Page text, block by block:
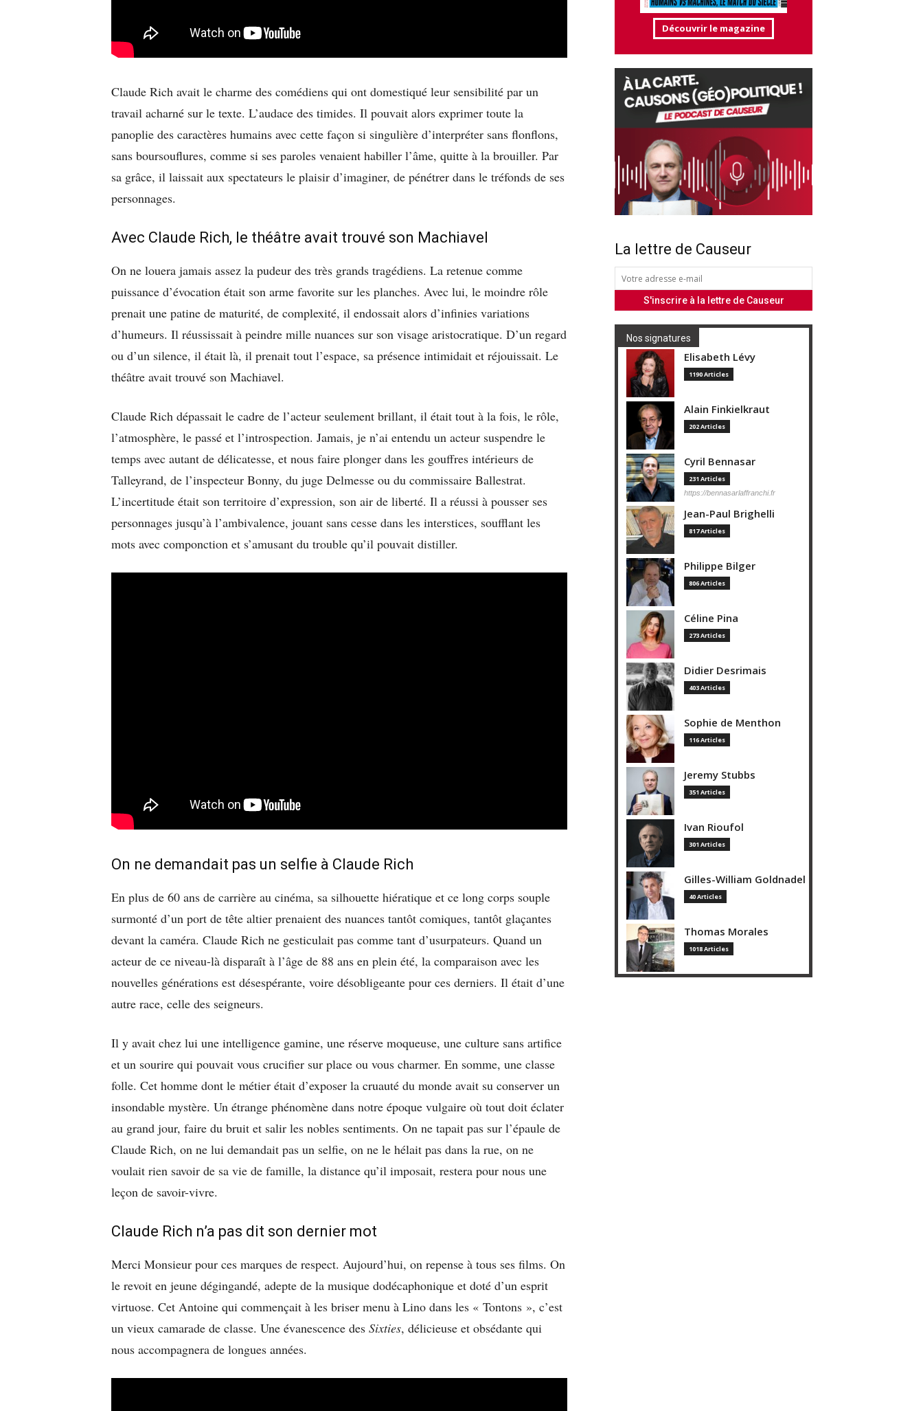
Claude Rich avait le charme des comédiens qui ont domestiqué leur sensibilité par un
travail acharné sur le texte. L’audace des timides. Il pouvait alors exprimer toute la
panoplie des caractères humains avec cette façon si singulière d’interpréter sans flonflons,
sans boursouflures, comme si ses paroles venaient habiller l’âme, quitte à la brouiller. Par
sa grâce, il laissait aux spectateurs le plaisir d’imaginer, de pénétrer dans le tréfonds de ses
personnages.
Avec Claude Rich, le théâtre avait trouvé son Machiavel
On ne louera jamais assez la pudeur des très grands tragédiens. La retenue comme
puissance d’évocation était son arme favorite sur les planches. Avec lui, le moindre rôle
prenait une patine de maturité, de complexité, il endossait alors d’infinies variations
d’humeurs. Il réussissait à peindre mille nuances sur son visage aristocratique. D’un regard
ou d’un silence, il était là, il prenait tout l’espace, sa présence intimidait et réjouissait. Le
théâtre avait trouvé son Machiavel.
Claude Rich dépassait le cadre de l’acteur seulement brillant, il était tout à la fois, le rôle,
l’atmosphère, le passé et l’introspection. Jamais, je n’ai entendu un acteur suspendre le
temps avec autant de délicatesse, et nous faire plonger dans les gouffres intérieurs de
Talleyrand, de l’inspecteur Bonny, du juge Delmesse ou du commissaire Ballestrat.
L’incertitude était son territoire d’expression, son air de liberté. Il a réussi à pousser ses
personnages jusqu’à l’ambivalence, jouant sans cesse dans les interstices, soufflant les
mots avec componction et s’amusant du trouble qu’il pouvait distiller.
On ne demandait pas un selfie à Claude Rich
En plus de 60 ans de carrière au cinéma, sa silhouette hiératique et ce long corps souple
surmonté d’un port de tête altier prenaient des nuances tantôt comiques, tantôt glaçantes
devant la caméra. Claude Rich ne gesticulait pas comme tant d’usurpateurs. Quand un
acteur de ce niveau-là disparaît à l’âge de 88 ans en plein été, la comparaison avec les
nouvelles générations est désespérante, voire désobligeante pour ces derniers. Il était d’une
autre race, celle des seigneurs.
Il y avait chez lui une intelligence gamine, une réserve moqueuse, une culture sans artifice
et un sourire qui pouvait vous crucifier sur place ou vous charmer. En somme, une classe
folle. Cet homme dont le métier était d’exposer la cruauté du monde avait su conserver un
insondable mystère. Un étrange phénomène dans notre époque vulgaire où tout doit éclater
au grand jour, faire du bruit et salir les nobles sentiments. On ne tapait pas sur l’épaule de
Claude Rich, on ne lui demandait pas un selfie, on ne le hélait pas dans la rue, on ne
voulait rien savoir de sa vie de famille, la distance qu’il imposait, restera pour nous une
leçon de savoir-vivre.
Claude Rich n’a pas dit son dernier mot
Merci Monsieur pour ces marques de respect. Aujourd’hui, on repense à tous ses films. On
le revoit en jeune dégingandé, adepte de la musique dodécaphonique et doté d’un esprit
virtuose. Cet Antoine qui commençait à les briser menu à Lino dans les « Tontons », c’est
un vieux camarade de classe. Une évanescence des Sixties, délicieuse et obsédante qui
nous accompagnera de longues années.
Découvrir le magazine
La lettre de Causeur
Nos signatures
Elisabeth Lévy
1190 Articles
Alain Finkielkraut
202 Articles
Cyril Bennasar
231 Articles
https://bennasarlaffranchi.fr
Jean-Paul Brighelli
817 Articles
Philippe Bilger
806 Articles
Céline Pina
273 Articles
Didier Desrimais
403 Articles
Sophie de Menthon
116 Articles
Jeremy Stubbs
351 Articles
Ivan Rioufol
301 Articles
Gilles-William Goldnadel
40 Articles
Thomas Morales
1018 Articles